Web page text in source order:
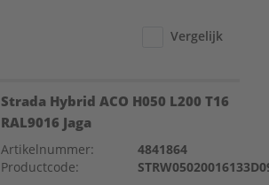
Vergelijk
Strada Hybrid ACO H050 L200 T16
RAL9016 Jaga
Artikelnummer:
4841864
Productcode: